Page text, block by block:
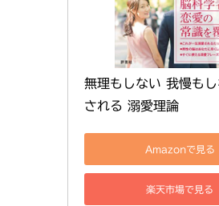
無理もしない 我慢も
される 溺愛理論
Amazonで見る
楽天市場で見る